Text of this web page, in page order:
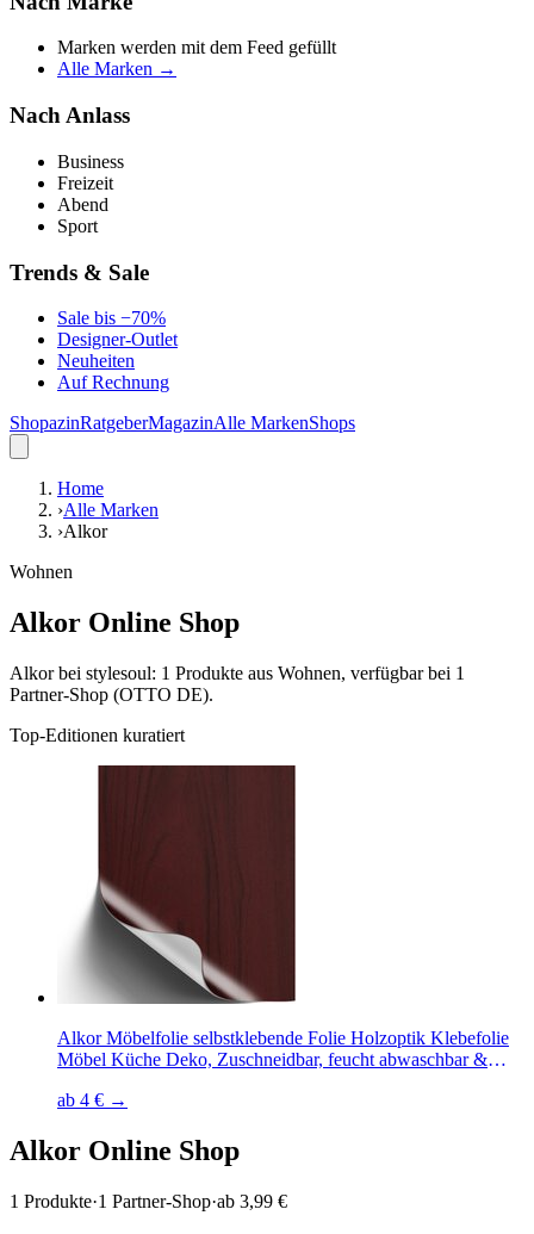
Marken werden mit dem Feed gefüllt
Alle Marken →
Nach Anlass
Business
Freizeit
Abend
Sport
Trends & Sale
Sale bis −70%
Designer-Outlet
Neuheiten
Auf Rechnung
ShopazinRatgeberMagazinAlle MarkenShops
Home
›Alle Marken
›Alkor
Wohnen
Alkor Online Shop
Alkor bei stylesoul: 1 Produkte aus Wohnen, verfügbar bei 1
Partner-Shop (OTTO DE).
Top-Editionen kuratiert
Alkor Möbelfolie selbstklebende Folie Holzoptik Klebefolie
Möbel Küche Deko, Zuschneidbar, feucht abwaschbar &
ab 4 € →
Alkor Online Shop
1 Produkte·1 Partner-Shop·ab 3,99 €